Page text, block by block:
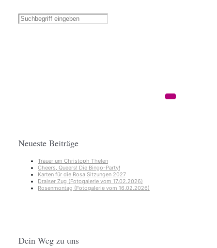
Neueste Beiträge
Trauer um Christoph Thelen
Cheers, Queers! Die Bingo-Party!
Karten für die Rosa Sitzungen 2027
Draiser Zug (Fotogalerie vom 17.02.2026)
Rosenmontag (Fotogalerie vom 16.02.2026)
Dein Weg zu uns